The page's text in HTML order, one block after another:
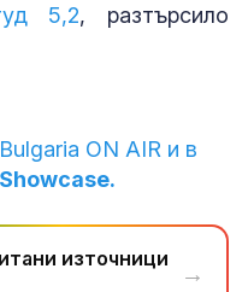
5,2, разтърсило
ON AIR и в
източници
→